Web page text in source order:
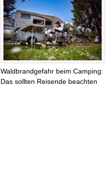
Waldbrandgefahr beim Camping:
Das sollten Reisende beachten